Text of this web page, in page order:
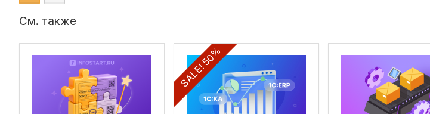
См. также
SALE! 50%